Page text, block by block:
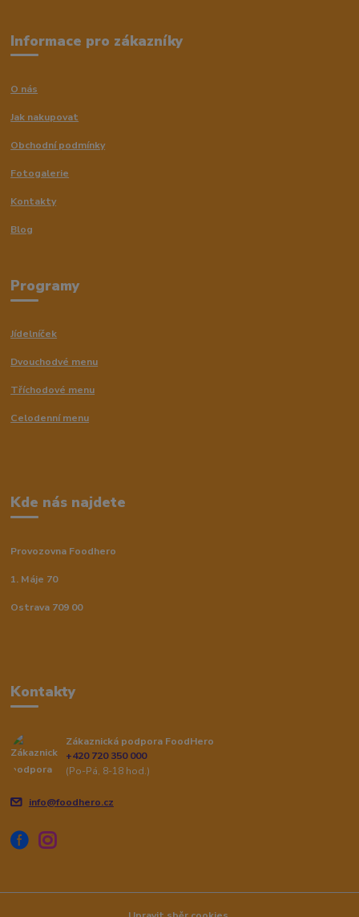
Informace pro zákazníky
O nás
Jak nakupovat
Obchodní podmínky
Fotogalerie
Kontakty
Blog
Programy
Jídelníček
Dvouchodvé menu
Tříchodové menu
Celodenní menu
Kde nás najdete
Provozovna Foodhero
1. Máje 70
Ostrava 709 00
Kontakty
Zákaznická podpora FoodHero
+420 720 350 000
(Po-Pá, 8-18 hod.)
info@foodhero.cz